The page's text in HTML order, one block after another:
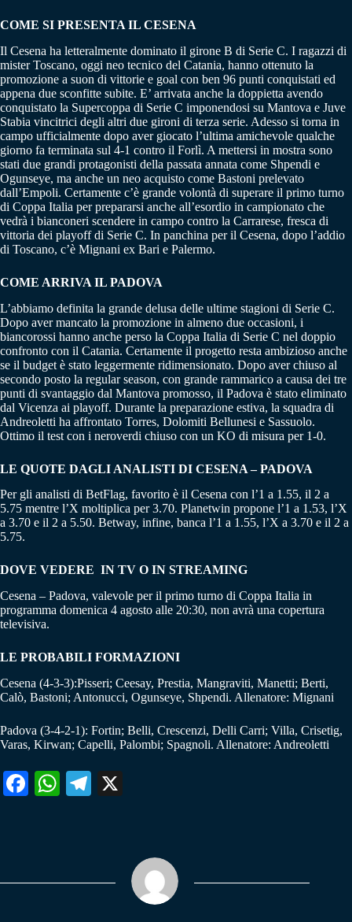
COME SI PRESENTA IL CESENA
Il Cesena ha letteralmente dominato il girone B di Serie C. I ragazzi di
mister Toscano, oggi neo tecnico del Catania, hanno ottenuto la
promozione a suon di vittorie e goal con ben 96 punti conquistati ed
appena due sconfitte subite. E’ arrivata anche la doppietta avendo
conquistato la Supercoppa di Serie C imponendosi su Mantova e Juve
Stabia vincitrici degli altri due gironi di terza serie. Adesso si torna in
campo ufficialmente dopo aver giocato l’ultima amichevole qualche
giorno fa terminata sul 4-1 contro il Forlì. A mettersi in mostra sono
stati due grandi protagonisti della passata annata come Shpendi e
Ogunseye, ma anche un neo acquisto come Bastoni prelevato
dall’Empoli. Certamente c’è grande volontà di superare il primo turno
di Coppa Italia per prepararsi anche all’esordio in campionato che
vedrà i bianconeri scendere in campo contro la Carrarese, fresca di
vittoria dei playoff di Serie C. In panchina per il Cesena, dopo l’addio
di Toscano, c’è Mignani ex Bari e Palermo.
COME ARRIVA IL PADOVA
L’abbiamo definita la grande delusa delle ultime stagioni di Serie C.
Dopo aver mancato la promozione in almeno due occasioni, i
biancorossi hanno anche perso la Coppa Italia di Serie C nel doppio
confronto con il Catania. Certamente il progetto resta ambizioso anche
se il budget è stato leggermente ridimensionato. Dopo aver chiuso al
secondo posto la regular season, con grande rammarico a causa dei tre
punti di svantaggio dal Mantova promosso, il Padova è stato eliminato
dal Vicenza ai playoff. Durante la preparazione estiva, la squadra di
Andreoletti ha affrontato Torres, Dolomiti Bellunesi e Sassuolo.
Ottimo il test con i neroverdi chiuso con un KO di misura per 1-0.
LE QUOTE DAGLI ANALISTI DI CESENA – PADOVA
Per gli analisti di BetFlag, favorito è il Cesena con l’1 a 1.55, il 2 a
5.75 mentre l’X moltiplica per 3.70. Planetwin propone l’1 a 1.53, l’X
a 3.70 e il 2 a 5.50. Betway, infine, banca l’1 a 1.55, l’X a 3.70 e il 2 a
5.75.
DOVE VEDERE IN TV O IN STREAMING
Cesena – Padova, valevole per il primo turno di Coppa Italia in
programma domenica 4 agosto alle 20:30, non avrà una copertura
televisiva.
LE PROBABILI FORMAZIONI
Cesena (4-3-3):Pisseri; Ceesay, Prestia, Mangraviti, Manetti; Berti,
Calò, Bastoni; Antonucci, Ogunseye, Shpendi. Allenatore: Mignani
Padova (3-4-2-1): Fortin; Belli, Crescenzi, Delli Carri; Villa, Crisetig,
Varas, Kirwan; Capelli, Palombi; Spagnoli. Allenatore: Andreoletti
Fa W
pp
Te
m